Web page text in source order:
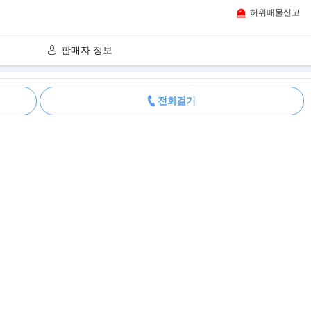
허위매물신고
판매자 정보
더보기
전화걸기